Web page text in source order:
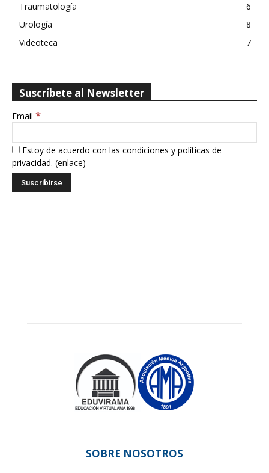
Traumatología
6
Urología
8
Videoteca
7
Suscríbete al Newsletter
Email *
Estoy de acuerdo con las condiciones y políticas de
privacidad. (enlace)
SOBRE NOSOTROS